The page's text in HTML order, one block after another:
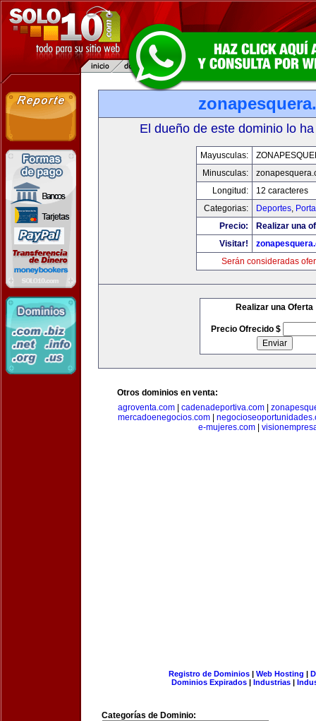
El dueño de este dominio lo
Mayusculas:
Minusculas:
Longitud:
12 caracteres
Categorias:
Deportes,
Precio:
Realizar una
Visitar!
Serán consideradas
Realizar una Oferta
Precio Ofrecido $
Otros dominios en venta:
agroventa.com
cadenadeportiva.com
mercadoenegocios.com
e-mujeres.com
Registro de Dominios| Web Hosting |
Dominios Expirados | Industrias |
Categorías de Dominio: